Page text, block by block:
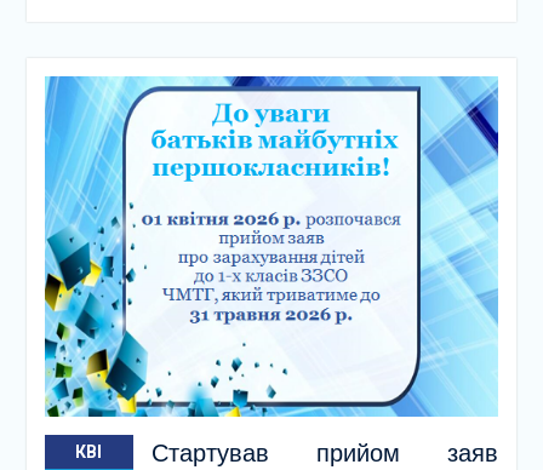
КВІ
Стартував прийом заяв